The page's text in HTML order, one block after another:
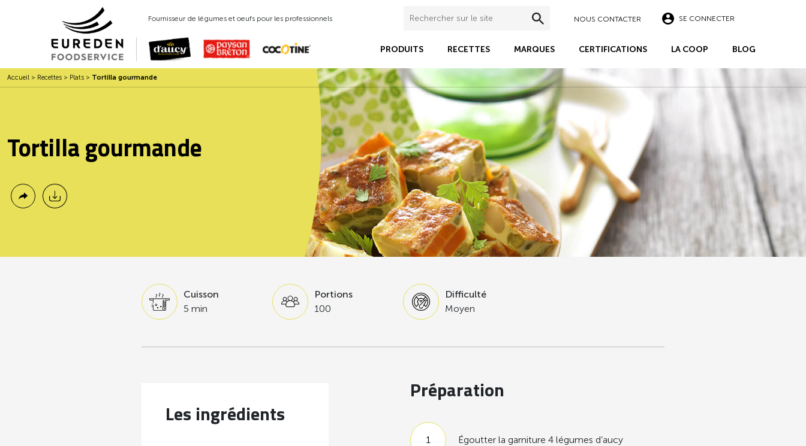
Fournisseur de légumes et oeufs pour les professionnels NOUS CONTACTER SE CONNECTER
PRODUITS RECETTES MARQUES CERTIFICATIONS LA COOP BLOG
Accueil > Recettes > Plats > Tortilla gourmande
Tortilla gourmande
Cuisson
5 min
Portions
100
Difficulté
Moyen
Les ingrédients
Préparation
Égoutter la garniture 4 légumes d’aucy